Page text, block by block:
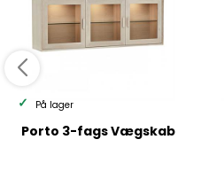
På lager
Porto 3-fags Vægskab